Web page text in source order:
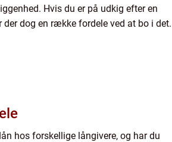
Hvis du er på udkig efter en
dog en række fordele ved at bo i det.
hos forskellige långivere, og har du